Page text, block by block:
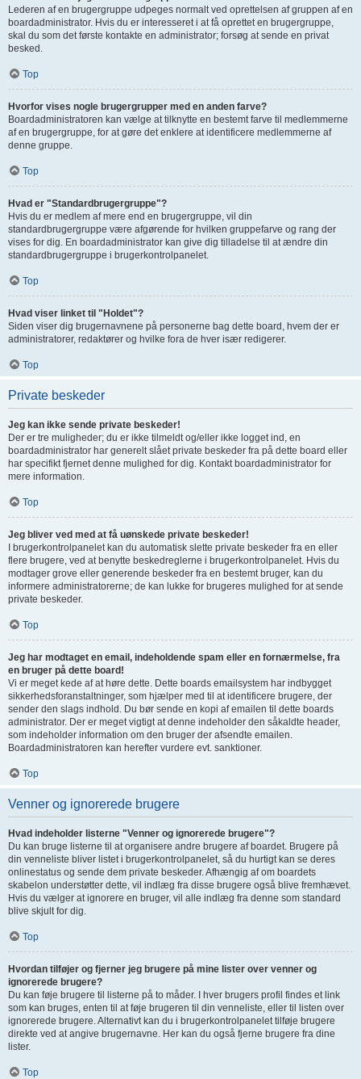
Lederen af en brugergruppe udpeges normalt ved oprettelsen af gruppen af en
boardadministrator. Hvis du er interesseret i at få oprettet en brugergruppe,
skal du som det første kontakte en administrator; forsøg at sende en privat
besked.
Top
Hvorfor vises nogle brugergrupper med en anden farve?
Boardadministratoren kan vælge at tilknytte en bestemt farve til medlemmerne
af en brugergruppe, for at gøre det enklere at identificere medlemmerne af
denne gruppe.
Top
Hvad er "Standardbrugergruppe"?
Hvis du er medlem af mere end en brugergruppe, vil din
standardbrugergruppe være afgørende for hvilken gruppefarve og rang der
vises for dig. En boardadministrator kan give dig tilladelse til at ændre din
standardbrugergruppe i brugerkontrolpanelet.
Top
Hvad viser linket til "Holdet"?
Siden viser dig brugernavnene på personerne bag dette board, hvem der er
administratorer, redaktører og hvilke fora de hver især redigerer.
Top
Private beskeder
Jeg kan ikke sende private beskeder!
Der er tre muligheder; du er ikke tilmeldt og/eller ikke logget ind, en
boardadministrator har generelt slået private beskeder fra på dette board eller
har specifikt fjernet denne mulighed for dig. Kontakt boardadministrator for
mere information.
Top
Jeg bliver ved med at få uønskede private beskeder!
I brugerkontrolpanelet kan du automatisk slette private beskeder fra en eller
flere brugere, ved at benytte beskedreglerne i brugerkontrolpanelet. Hvis du
modtager grove eller generende beskeder fra en bestemt bruger, kan du
informere administratorerne; de kan lukke for brugeres mulighed for at sende
private beskeder.
Top
Jeg har modtaget en email, indeholdende spam eller en fornærmelse, fra
en bruger på dette board!
Vi er meget kede af at høre dette. Dette boards emailsystem har indbygget
sikkerhedsforanstaltninger, som hjælper med til at identificere brugere, der
sender den slags indhold. Du bør sende en kopi af emailen til dette boards
administrator. Der er meget vigtigt at denne indeholder den såkaldte header,
som indeholder information om den bruger der afsendte emailen.
Boardadministratoren kan herefter vurdere evt. sanktioner.
Top
Venner og ignorerede brugere
Hvad indeholder listerne "Venner og ignorerede brugere"?
Du kan bruge listerne til at organisere andre brugere af boardet. Brugere på
din venneliste bliver listet i brugerkontrolpanelet, så du hurtigt kan se deres
onlinestatus og sende dem private beskeder. Afhængig af om boardets
skabelon understøtter dette, vil indlæg fra disse brugere også blive fremhævet.
Hvis du vælger at ignorere en bruger, vil alle indlæg fra denne som standard
blive skjult for dig.
Top
Hvordan tilføjer og fjerner jeg brugere på mine lister over venner og
ignorerede brugere?
Du kan føje brugere til listerne på to måder. I hver brugers profil findes et link
som kan bruges, enten til at føje brugeren til din venneliste, eller til listen over
ignorerede brugere. Alternativt kan du i brugerkontrolpanelet tilføje brugere
direkte ved at angive brugernavne. Her kan du også fjerne brugere fra dine
lister.
Top